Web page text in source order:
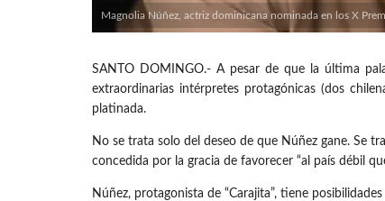
Magnolia Núñez, actriz dominicana nominada en los X
SANTO DOMINGO.- A pesar de que la última
extraordinarias intérpretes protagónicas (dos
platinada.
No se trata solo del deseo de que Núñez gane. Se
concedida por la gracia de favorecer “al país débil
Núñez, protagonista de “Carajita”, tiene